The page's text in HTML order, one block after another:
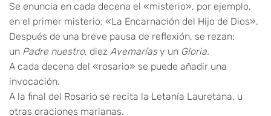
Se enuncia en cada decena el «misterio», por ejemplo,
en el primer misterio: «La Encarnación del Hijo de Dios».
Después de una breve pausa de reflexión, se rezan:
un Padre nuestro, diez Avemaríasy un Gloria.
A cada decena del «rosario» se puede añadir una
invocación.
A la final del Rosario se recita la Letanía Lauretana, u
otras oraciones marianas.